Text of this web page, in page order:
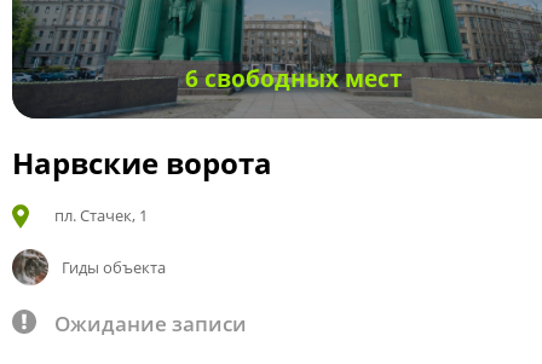
6 свободных мест
Нарвские ворота
пл. Стачек, 1
Гиды объекта
Ожидание записи